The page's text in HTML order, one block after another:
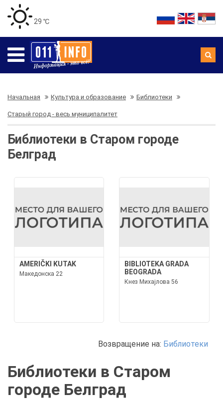
29 ℃
Начальная Культура и образование Библиотеки
Старый город - весь муниципалитет
Библиотеки в Старом городе
Белград
AMERIČKI KUTAK
Македонска 22
BIBLIOTEKA GRADA
BEOGRADA
Кнез Михајлова 56
Возвращение на: Библиотеки
Библиотеки в Старом
городе Белград